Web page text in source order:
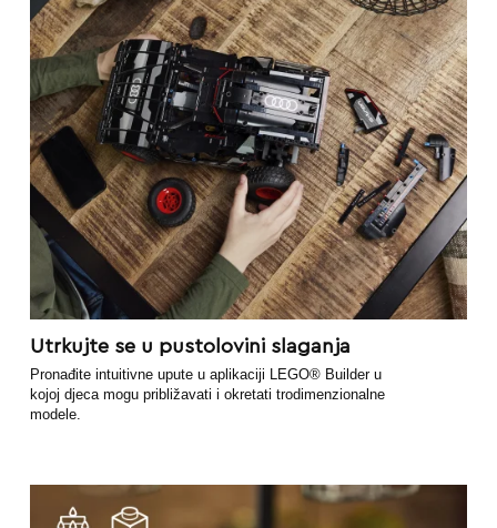
Utrkujte se u pustolovini slaganja
Pronađite intuitivne upute u aplikaciji LEGO® Builder u
kojoj djeca mogu približavati i okretati trodimenzionalne
modele.